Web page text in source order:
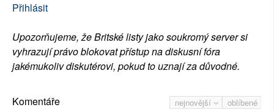
Přihlásit
Upozorňujeme, že Britské listy jako soukromý server si
vyhrazují právo blokovat přístup na diskusní fóra
jakémukoliv diskutérovi, pokud to uznají za důvodné.
nejnovější oblíbené
Komentáře